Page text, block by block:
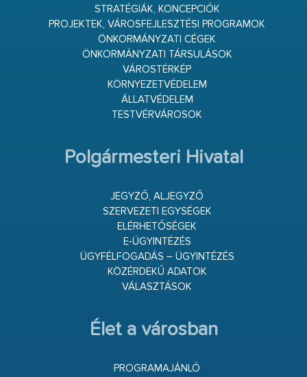
STRATÉGIÁK, KONCEPCIÓK
PROJEKTEK, VÁROSFEJLESZTÉSI PROGRAMOK
ÖNKORMÁNYZATI CÉGEK
ÖNKORMÁNYZATI TÁRSULÁSOK
VÁROSTÉRKÉP
KÖRNYEZETVÉDELEM
ÁLLATVÉDELEM
TESTVÉRVÁROSOK
Polgármesteri Hivatal
JEGYZŐ, ALJEGYZŐ
SZERVEZETI EGYSÉGEK
ELÉRHETŐSÉGEK
E-ÜGYINTÉZÉS
ÜGYFÉLFOGADÁS – ÜGYINTÉZÉS
KÖZÉRDEKŰ ADATOK
VÁLASZTÁSOK
Élet a városban
PROGRAMAJÁNLÓ